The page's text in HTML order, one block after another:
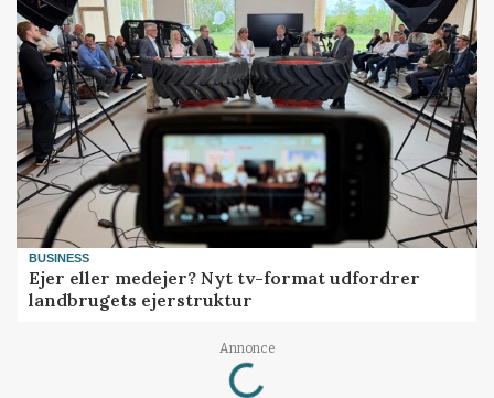
BUSINESS
Ejer eller medejer? Nyt tv-format udfordrer
landbrugets ejerstruktur
Annonce
Loading...